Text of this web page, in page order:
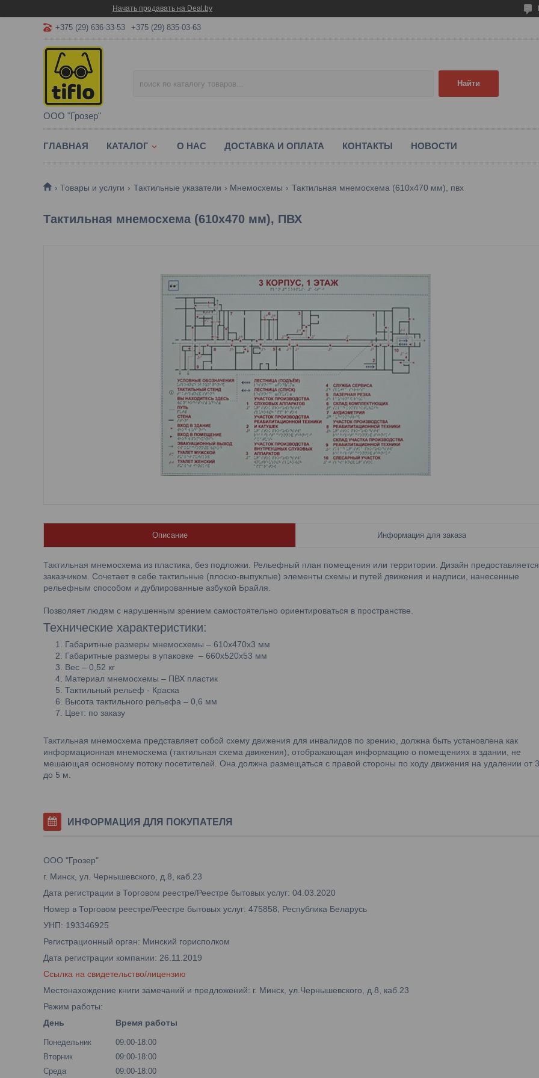
Начать продавать на Deal.by
+375 (29) 636-33-53 +375 (29) 835-03-63
ООО "Грозер"
Найти
ГЛАВНАЯ КАТАЛОГ О НАС ДОСТАВКА И ОПЛАТА КОНТАКТЫ НОВОСТИ
Товары и услуги Тактильные указатели Мнемосхемы Тактильная мнемосхема (610х470 мм), пвх
Тактильная мнемосхема (610х470 мм), ПВХ
Описание Информация для заказа
Тактильная мнемосхема из пластика, без подложки. Рельефный план помещения или территории. Дизайн предоставляется
заказчиком. Сочетает в себе тактильные (плоско-выпуклые) элементы схемы и путей движения и надписи, нанесенные
рельефным способом и дублированные азбукой Брайля.
Позволяет людям с нарушенным зрением самостоятельно ориентироваться в пространстве.
Технические характеристики:
Габаритные размеры мнемосхемы – 610х470х3 мм
Габаритные размеры в упаковке – 660х520х53 мм
Вес – 0,52 кг
Материал мнемосхемы – ПВХ пластик
Тактильный рельеф - Краска
Высота тактильного рельефа – 0,6 мм
Цвет: по заказу
Тактильная мнемосхема представляет собой схему движения для инвалидов по зрению, должна быть установлена как
информационная мнемосхема (тактильная схема движения), отображающая информацию о помещениях в здании, не
мешающая основному потоку посетителей. Она должна размещаться с правой стороны по ходу движения на удалении от 3
до 5 м.
ИНФОРМАЦИЯ ДЛЯ ПОКУПАТЕЛЯ
ООО "Грозер"
г. Минск, ул. Чернышевского, д.8, каб.23
Дата регистрации в Торговом реестре/Реестре бытовых услуг: 04.03.2020
Номер в Торговом реестре/Реестре бытовых услуг: 475858, Республика Беларусь
УНП: 193346925
Регистрационный орган: Минский горисполком
Дата регистрации компании: 26.11.2019
Ссылка на свидетельство/лицензию
Местонахождение книги замечаний и предложений: г. Минск, ул.Чернышевского, д.8, каб.23
Режим работы:
День
Время работы
Понедельник
09:00-18:00
Вторник
09:00-18:00
Среда
09:00-18:00